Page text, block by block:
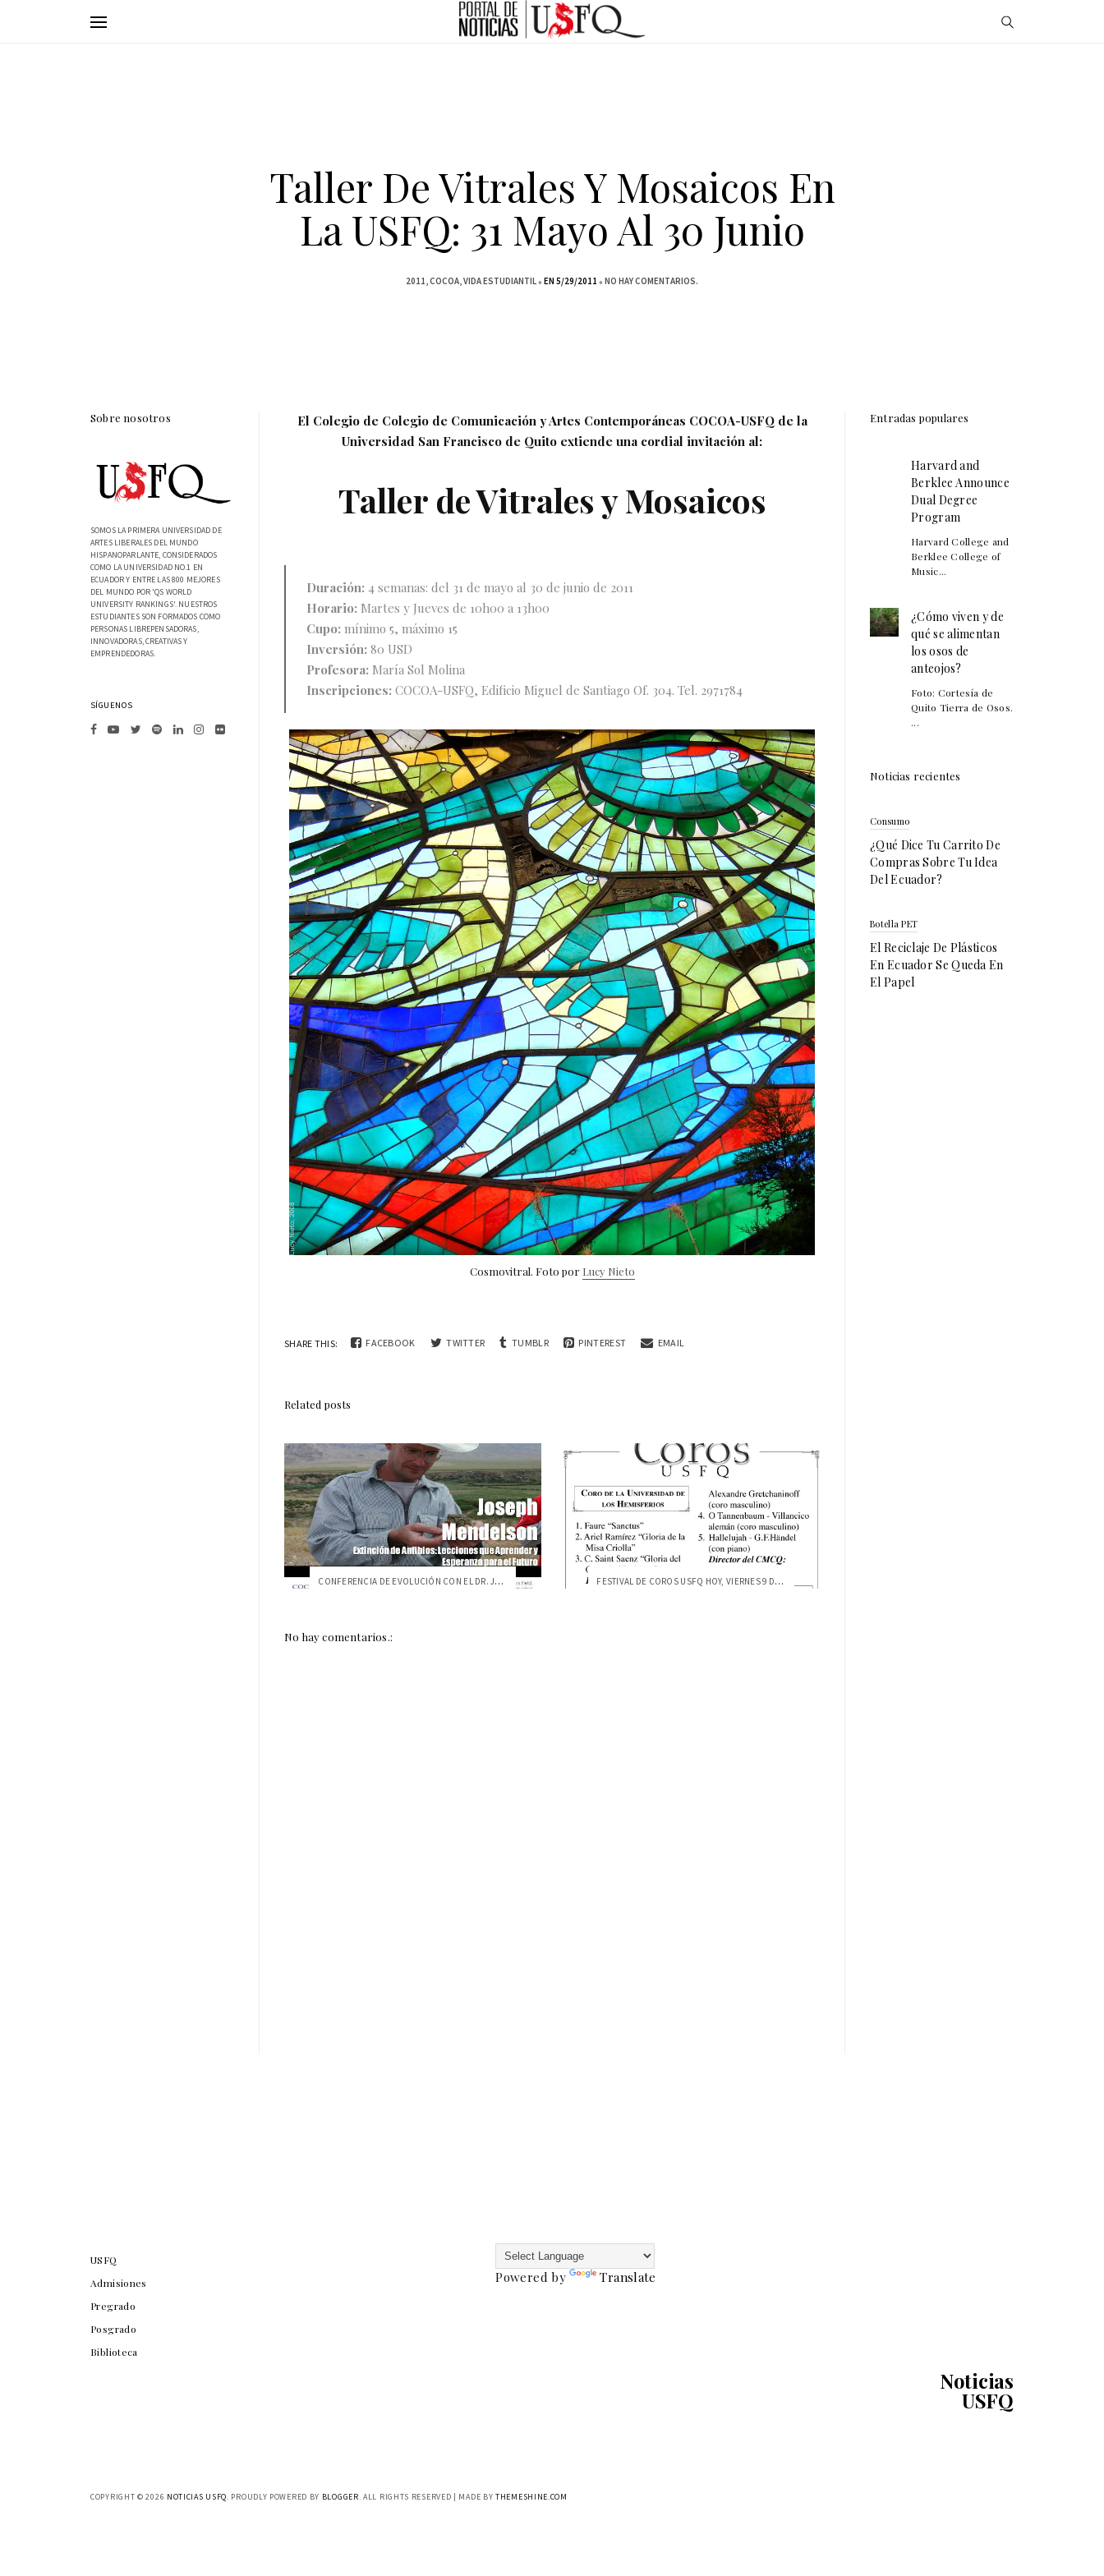
Taller De Vitrales Y Mosaicos En
La USFQ: 31 Mayo Al 30 Junio
2011 COCOA VIDA ESTUDIANTIL EN 5/29/2011 NO HAY COMENTARIOS.
El Colegio de Colegio de Comunicación y Artes Contemporáneas COCOA-USFQ de la
Universidad San Francisco de Quito extiende una cordial invitación al:
Taller de Vitrales y Mosaicos
Duración: 4 semanas: del 31 de mayo al 30 de junio de 2011
Horario: Martes y Jueves de 10h00 a 13h00
Cupo: mínimo 5, máximo 15
Inversión: 80 USD
Profesora: María Sol Molina
Inscripciones: COCOA-USFQ, Edificio Miguel de Santiago Of. 304. Tel. 2971784
Cosmovitral. Foto por Lucy Nieto
SHARE THIS: FACEBOOK TWITTER TUMBLR PINTEREST EMAIL
Related posts
CONFERENCIA DE EVOLUCIÓN CON EL DR. JOSE... FESTIVAL DE COROS USFQ HOY, VIERNES 9 DE...
No hay comentarios.:
Sobre nosotros
SOMOS LA PRIMERA UNIVERSIDAD DE
ARTES LIBERALES DEL MUNDO
HISPANOPARLANTE, CONSIDERADOS
COMO LA UNIVERSIDAD NO.1 EN
ECUADOR Y ENTRE LAS 800 MEJORES
DEL MUNDO POR 'QS WORLD
UNIVERSITY RANKINGS'. NUESTROS
ESTUDIANTES SON FORMADOS COMO
PERSONAS LIBREPENSADORAS,
INNOVADORAS, CREATIVAS Y
EMPRENDEDORAS.
SÍGUENOS
Entradas populares
Harvard and
Berklee Announce
Dual Degree
Program
Harvard College and
Berklee College of
Music...
¿Cómo viven y de
qué se alimentan
los osos de
anteojos?
Foto: Cortesía de
Quito Tierra de Osos.
...
Noticias recientes
Consumo
¿Qué Dice Tu Carrito De
Compras Sobre Tu Idea
Del Ecuador?
Botella PET
El Reciclaje De Plásticos
En Ecuador Se Queda En
El Papel
USFQ
Admisiones
Pregrado
Posgrado
Biblioteca
Powered by Translate
Noticias
USFQ
COPYRIGHT ©2026 NOTICIAS USFQ. PROUDLY POWERED BY BLOGGER. ALL RIGHTS RESERVED | MADE BYTHEMESHINE.COM